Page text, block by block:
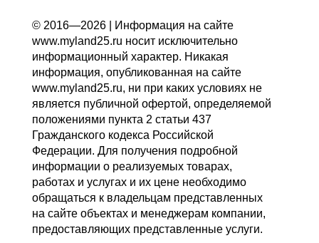
© 2016—2026 | Информация на сайте
www.myland25.ru носит исключительно
информационный характер. Никакая
информация, опубликованная на сайте
www.myland25.ru, ни при каких условиях не
является публичной офертой, определяемой
положениями пункта 2 статьи 437
Гражданского кодекса Российской
Федерации. Для получения подробной
информации о реализуемых товарах,
работах и услугах и их цене необходимо
обращаться к владельцам представленных
на сайте объектах и менеджерам компании,
предоставляющих представленные услуги.